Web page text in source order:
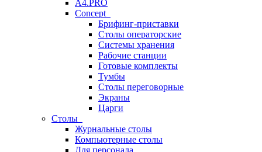
A4.PRO
Concept
Брифинг-приставки
Столы операторские
Системы хранения
Рабочие станции
Готовые комплекты
Тумбы
Столы переговорные
Экраны
Царги
Столы
Журнальные столы
Компьютерные столы
Для персонала